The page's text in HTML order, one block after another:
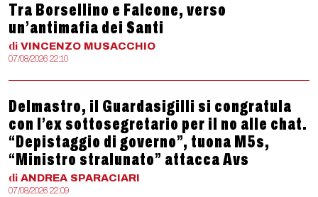
Tra Borsellino e Falcone, verso
un’antimafia dei Santi
di VINCENZO MUSACCHIO
07/08/2026 22:10
Delmastro, il Guardasigilli si congratula
con l’ex sottosegretario per il no alle chat.
“Depistaggio di governo”, tuona M5s,
“Ministro stralunato” attacca Avs
di ANDREA SPARACIARI
07/08/2026 22:09